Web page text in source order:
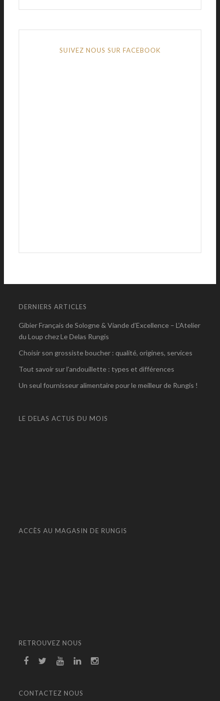
SUIVEZ NOUS SUR FACEBOOK
DERNIERS ARTICLES
Gibier Français de Sologne & Viande d’Excellence – L’Atelier
du Loup chez Le Delas Rungis
Choisir son grossiste boucher : qualité, origines, services
Tout savoir sur l’andouillette : types et différences
Un seul fournisseur alimentaire pour le meilleur de Rungis !
LE DELAS ACTUS DU MOIS
ACCÈS AU MAGASIN DE RUNGIS
RETROUVEZ NOUS
CONTACTEZ NOUS